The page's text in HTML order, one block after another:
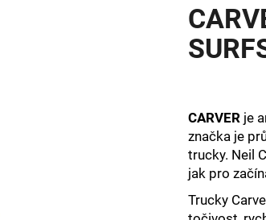
produktu
je
2,7
z
CARVER je
značka je
trucky. Neil
jak pro
Trucky
HĽADAŤ